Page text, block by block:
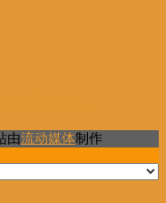
由流动媒体制作